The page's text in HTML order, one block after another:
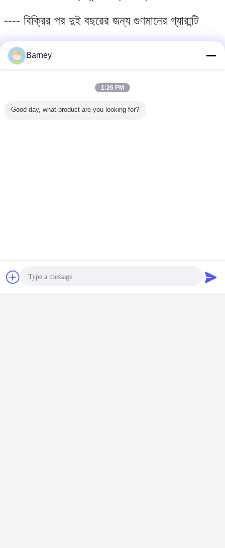
---- বিক্রির পর দুই বছরের জন্য গুণমানের গ্যারান্টি
প্যাকিং ও ডেলিভারি
চ্যাট
Barney
1:26 PM
Good day, what product are you looking for?